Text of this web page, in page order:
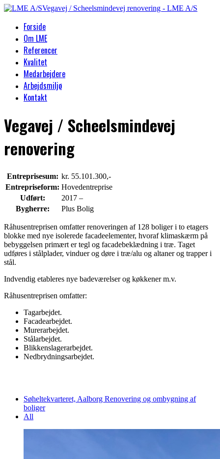
Forside
Om LME
Referencer
Kvalitet
Medarbejdere
Arbejdsmiljø
Kontakt
Vegavej / Scheelsmindevej
renovering
Entreprisesum: kr. 55.101.300,-
Entrepriseform: Hovedentreprise
Udført:
2017 –
Bygherre:
Plus Bolig
Råhusentreprisen omfatter renoveringen af 128 boliger i to etagers
blokke med nye isolerede facadeelementer, hvoraf klimaskærm på
bebyggelsen primært er tegl og facadebeklædning i træ. Taget
udføres i stålplader, vinduer og døre i træ/alu og altaner og trapper i
stål.
Indvendig etableres nye badeværelser og køkkener m.v.
Råhusentreprisen omfatter:
Tagarbejdet.
Facadearbejdet.
Murerarbejdet.
Stålarbejdet.
Blikkenslagerarbejdet.
Nedbrydningsarbejdet.
Søheltekvarteret, Aalborg Renovering og ombygning af
boliger
All